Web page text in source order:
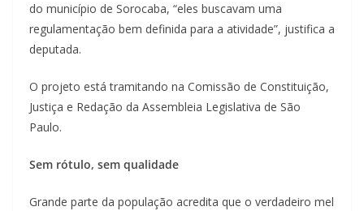
do município de Sorocaba, “eles buscavam uma
regulamentação bem definida para a atividade”, justifica a
deputada.
O projeto está tramitando na Comissão de Constituição,
Justiça e Redação da Assembleia Legislativa de São
Paulo.
Sem rótulo, sem qualidade
Grande parte da população acredita que o verdadeiro mel